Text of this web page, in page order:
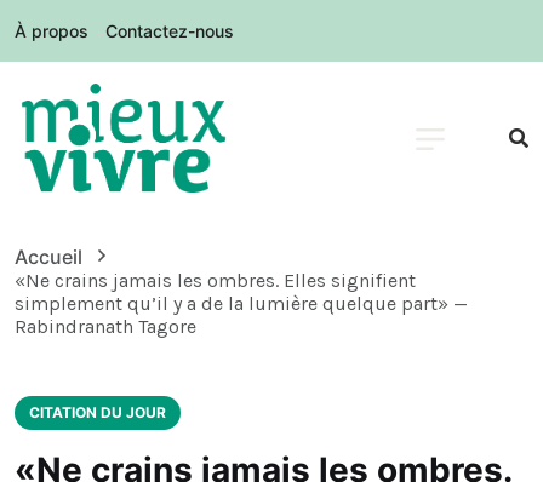
À propos Contactez-nous
Accueil
«Ne crains jamais les ombres. Elles signifient
simplement qu’il y a de la lumière quelque part» —
Rabindranath Tagore
CITATION DU JOUR
«Ne crains jamais les ombres.